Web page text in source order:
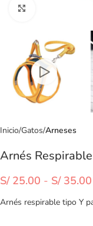
Inicio Gatos Arneses
Arnés
S/25.00 - S/35.00
Arnés respirable tipo Y